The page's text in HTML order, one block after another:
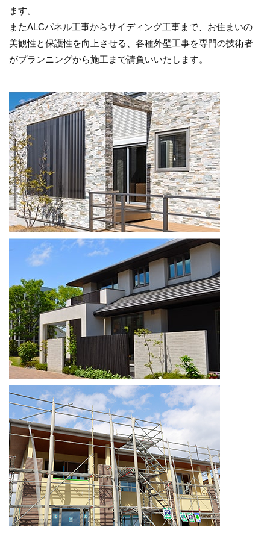
ます。
またALCパネル工事からサイディング工事まで、お住まいの
美観性と保護性を向上させる、各種外壁工事を専門の技術者
がプランニングから施工まで請負いいたします。